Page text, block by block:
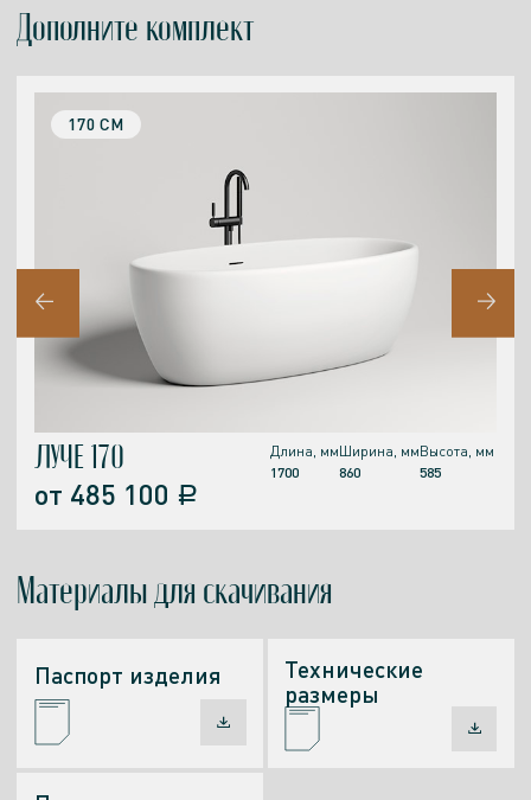
Дополните комплект
170 СМ
Длина, мм
1700
Ширина, мм
860
Высота, мм
585
ЛУЧЕ 170
от 485 100 a
Материалыдля скачивания
Паспорт изделия
Технические
размеры